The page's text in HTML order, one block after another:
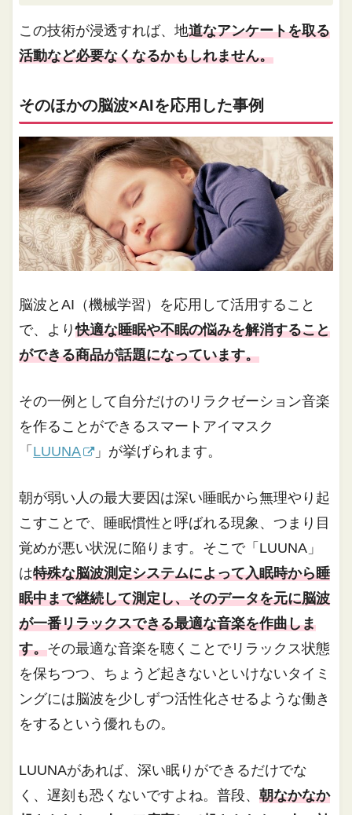
この技術が浸透すれば、地道なアンケートを取る
活動など必要なくなるかもしれません。
そのほかの脳波×AIを応用した事例
脳波とAI（機械学習）を応用して活用すること
で、より快適な睡眠や不眠の悩みを解消すること
ができる商品が話題になっています。
その一例として自分だけのリラクゼーション音楽
を作ることができるスマートアイマスク
「 LUUNA 」が挙げられます。
朝が弱い人の最大要因は深い睡眠から無理やり起
こすことで、睡眠慣性と呼ばれる現象、つまり目
覚めが悪い状況に陥ります。そこで「LUUNA」
は特殊な脳波測定システムによって入眠時から睡
眠中まで継続して測定し、そのデータを元に脳波
が一番リラックスできる最適な音楽を作曲しま
す。その最適な音楽を聴くことでリラックス状態
を保ちつつ、ちょうど起きないといけないタイミ
ングには脳波を少しずつ活性化させるような働き
をするという優れもの。
LUUNAがあれば、深い眠りができるだけでな
く、遅刻も恐くないですよね。普段、朝なかなか